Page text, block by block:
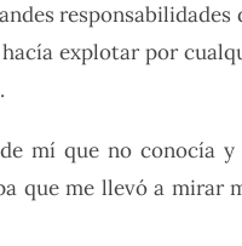
responsabilidades
explotar por
mí que no conocía y
que me llevó a mirar